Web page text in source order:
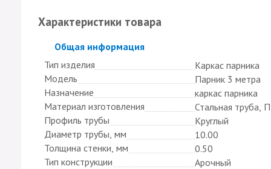
Характеристики товара
Скрыть
Общая информация
Тип изделия
Каркас парника
Модель
Парник 3 метра
Назначение
каркас парника
Материал изготовления
Стальная труба,
Профиль трубы
Круглый
Диаметр трубы, мм
10.00
Толщина стенки, мм
0.50
Тип конструкции
Арочный